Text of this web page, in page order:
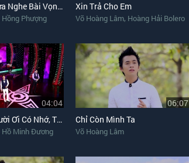
Đêm Giao Thừa Nghe Bài Vọng Cổ
Hồng Phượng
Xin Trả Cho Em
Võ Hoàng Lâm, Hoàng Hải Bolero
04:04
Liên Khúc Người Ơi Có Nhớ, Trách Ai Vô Tình
Hồ Minh Đương
06:07
Chỉ Còn Mình Ta
Võ Hoàng Lâm